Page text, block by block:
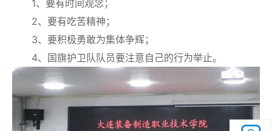
1、要有时间观念；
2、要有吃苦精神；
3、要积极勇敢为集体争辉；
4、国旗护卫队队员要注意自己的行为举止。